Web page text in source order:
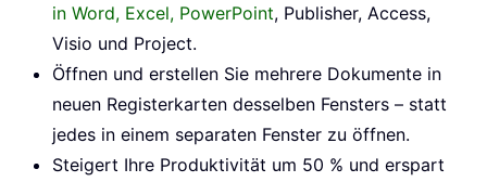
in Word, Excel, PowerPoint, Publisher, Access,
Visio und Project.
Öffnen und erstellen Sie mehrere Dokumente in
neuen Registerkarten desselben Fensters – statt
jedes in einem separaten Fenster zu öffnen.
Steigert Ihre Produktivität um 50 % und erspart